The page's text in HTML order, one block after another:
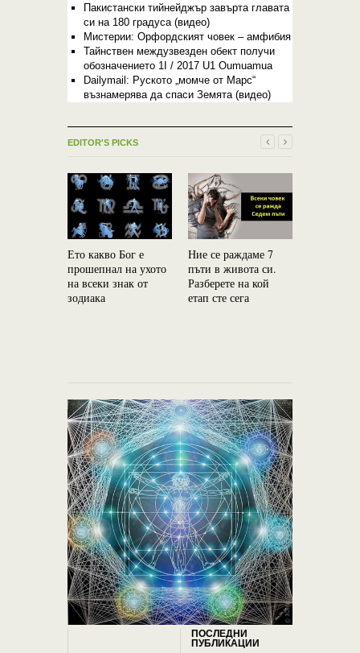
Пакистански тийнейджър завърта главата
си на 180 градуса (видео)
Мистерии: Орфордският човек – амфибия
Тайнствен междузвезден обект получи
обозначението 1I / 2017 U1 Oumuamua
Dailymail: Руското „момче от Марс“
възнамерява да спаси Земята (видео)
EDITOR'S PICKS
Ето какво Бог е
прошепнал на ухото
на всеки знак от
зодиака
Ние се раждаме 7
пъти в живота си.
Разберете на кой
етап сте сега
ПОСЛЕДНИ
ПУБЛИКАЦИИ